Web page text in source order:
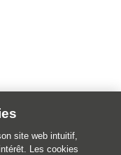
76600 Le Havre
site web intuitif,
Les cookies